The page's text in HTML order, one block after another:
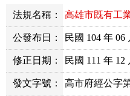
法規名稱： 高雄市既有工
公發布日： 民國 104 年 06
修正日期： 民國 111 年 12
發文字號： 高市府經公字